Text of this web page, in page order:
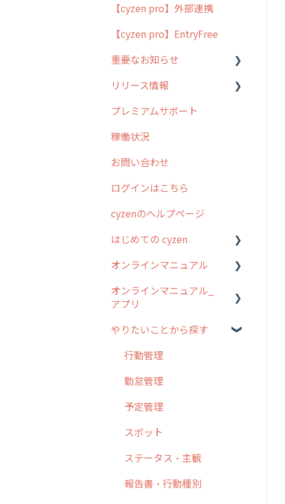
用語集
よくある質問
ポスティング
ラウンダー
メンテナンス
外廻り営業
清掃
不動産
【cyzen pro】外部連携
【cyzen pro】EntryFree
重要なお知らせ
過去の重要なお知らせ
障害情報
リリース情報
リリース
2026年のリリース情報
2025年のリリース情報
2024年のリリース情報
2023年のリリース情報
過去のリリース
2019年までのリリース情
お客様の声を実現しました
プレミアムサポート
稼働状況
お問い合わせ
ログインはこちら
cyzenのヘルプページ
はじめての cyzen
0. はじめてのcyzenの使い
1. cyzenについて知ろう
2. 主要機能の概要
3. cyzenの位置情報取得に
ステム管理者編
5. 基本的な使い方：シス
ザー編
オンラインマニュアル
管理サイトの使い始め
オンラインマニュアル_
アプリ
アプリの使い始め
ホーム画面
スポット
報告閲覧
予定
日報
履歴
やりたいことから探す
行動管理
勤怠管理
予定管理
スポット
ステータス・主観
報告書・行動種別